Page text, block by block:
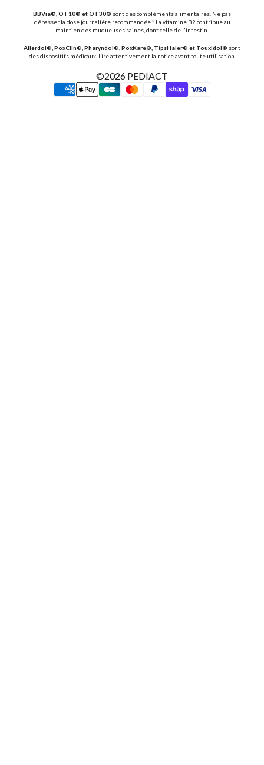
BBVia®, OT10® et OT30® sont des compléments alimentaires. Ne pas
dépasser la dose journalière recommandée.* La vitamine B2 contribue au
maintien des muqueuses saines, dont celle de l'intestin.
Allerdol®, PoxClin®, Pharyndol®, PoxKare®, TipsHaler® et Touxidol® sont
des dispositifs médicaux. Lire attentivement la notice avant toute utilisation.
©2026 PEDIACT